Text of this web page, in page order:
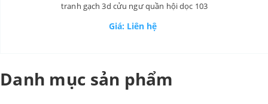
tranh gạch 3d cửu ngư quần hội dọc 103
Giá: Liên hệ
Danh mục sản phẩm